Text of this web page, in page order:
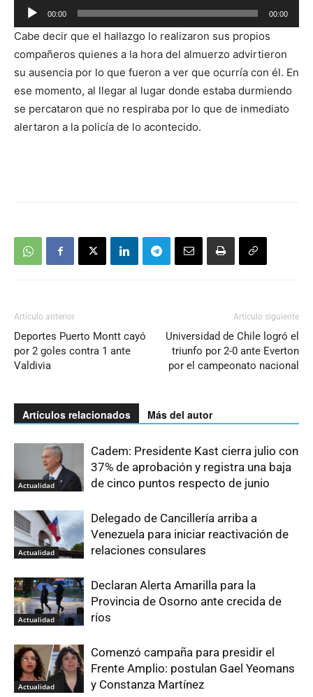
Reproductor
de
audio
00:00 00:00
Cabe decir que el hallazgo lo realizaron sus propios
compañeros quienes a la hora del almuerzo advirtieron
su ausencia por lo que fueron a ver que ocurría con él. En
ese momento, al llegar al lugar donde estaba durmiendo
se percataron que no respiraba por lo que de inmediato
alertaron a la policía de lo acontecido.
Artículo anterior
Deportes Puerto Montt cayó
por 2 goles contra 1 ante
Valdivia
Artículo siguiente
Universidad de Chile logró el
triunfo por 2-0 ante Everton
por el campeonato nacional
Artículos relacionados Más del autor
Actualidad
Cadem: Presidente Kast cierra julio con
37% de aprobación y registra una baja
de cinco puntos respecto de junio
Actualidad
Delegado de Cancillería arriba a
Venezuela para iniciar reactivación de
relaciones consulares
Actualidad
Declaran Alerta Amarilla para la
Provincia de Osorno ante crecida de
ríos
Actualidad
Comenzó campaña para presidir el
Frente Amplio: postulan Gael Yeomans
y Constanza Martínez